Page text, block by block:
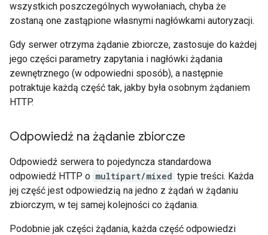
wszystkich poszczególnych wywołaniach, chyba że
zostaną one zastąpione własnymi nagłówkami autoryzacji.
Gdy serwer otrzyma żądanie zbiorcze, zastosuje do każdej
jego części parametry zapytania i nagłówki żądania
zewnętrznego (w odpowiedni sposób), a następnie
potraktuje każdą część tak, jakby była osobnym żądaniem
HTTP.
Odpowiedź na żądanie zbiorcze
Odpowiedź serwera to pojedyncza standardowa
odpowiedź HTTP o multipart/mixed typie treści. Każda
jej część jest odpowiedzią na jedno z żądań w żądaniu
zbiorczym, w tej samej kolejności co żądania.
Podobnie jak części żądania, każda część odpowiedzi